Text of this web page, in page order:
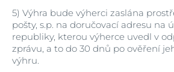
5) Výhra bude výherci zaslána
pošty, s.p. na doručovací adresu na
republiky, kterou výherce uvedl v
zprávu, a to do 30 dnů po ověření
výhru.